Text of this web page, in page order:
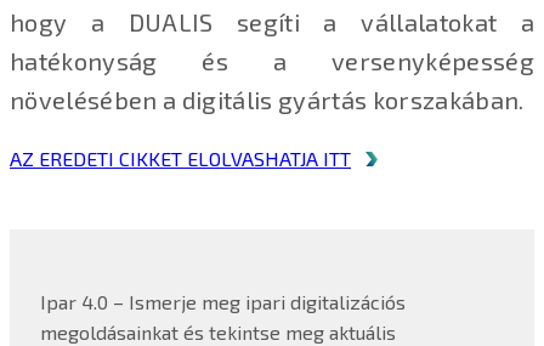
hogy a DUALIS segíti a vállalatokat a
hatékonyság és a versenyképesség
növelésében a digitális gyártás korszakában.
AZ EREDETI CIKKET ELOLVASHATJA ITT
Ipar 4.0 – Ismerje meg ipari digitalizációs
megoldásainkat és tekintse meg aktuális